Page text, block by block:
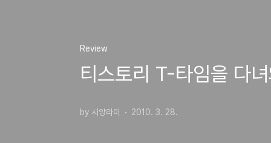
Review
티스토리 T-타임을 다녀
by 시앙라이 2010. 3. 28.